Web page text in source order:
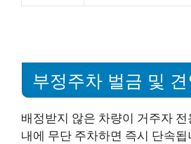
부정주차 벌금 및 견
배정받지 않은 차량이 거주자
내에 무단 주차하면 즉시 단속됩